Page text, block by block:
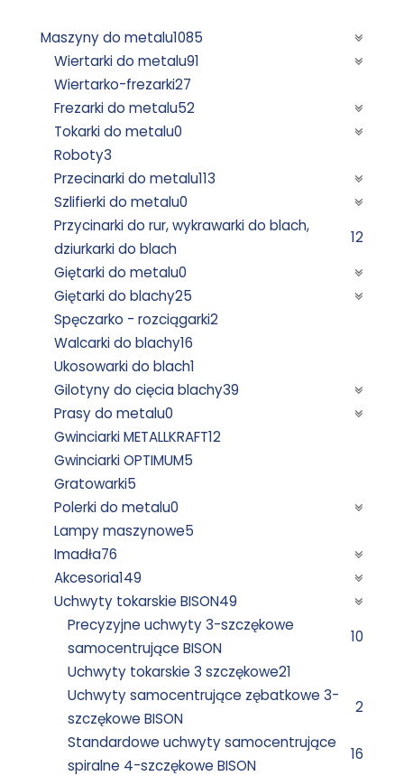
Maszyny do metalu1085
Wiertarki do metalu91
Wiertarko-frezarki27
Frezarki do metalu52
Tokarki do metalu0
Roboty3
Przecinarki do metalu113
Szlifierki do metalu0
Przycinarki do rur, wykrawarki do blach,
dziurkarki do blach
12
Giętarki do metalu0
Giętarki do blachy25
Spęczarko - rozciągarki2
Walcarki do blachy16
Ukosowarki do blach1
Gilotyny do cięcia blachy39
Prasy do metalu0
Gwinciarki METALLKRAFT12
Gwinciarki OPTIMUM5
Gratowarki5
Polerki do metalu0
Lampy maszynowe5
Imadła76
Akcesoria149
Uchwyty tokarskie BISON49
Precyzyjne uchwyty 3-szczękowe
samocentrujące BISON
10
Uchwyty tokarskie 3 szczękowe21
Uchwyty samocentrujące zębatkowe 3-
szczękowe BISON
2
Standardowe uchwyty samocentrujące
spiralne 4-szczękowe BISON
16